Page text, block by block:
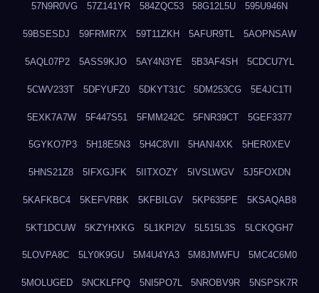
57N9R0VG 57Z141YR 584ZQC53 58G12L5U 595U946N
59BSESDJ 59FRMR7X 59T11ZKH 5AFUR9TL 5AOPNSAW
5AQL07P2 5ASS9KJO 5AY4N3YE 5B3AF4SH 5CDCU7YL
5CWV233T 5DFYUFZ0 5DKYT31C 5DM253CG 5E4JC1TI
5EXK7A7W 5F447S51 5FMM242C 5FNR39CT 5GEF3377
5GYKO7P3 5H18E5N3 5H4C8VII 5HANI4XK 5HER0XEV
5HNS21Z8 5IFXGJFK 5IITXOZY 5IVSLWGV 5J5FOXDN
5KAFKBC4 5KEFVRBK 5KFBILGV 5KP635PE 5KSAQAB8
5KT1DCUW 5KZYHXKG 5L1KPI2V 5L515L3S 5LCKQGH7
5LOVPA8C 5LY0K9GU 5M4U4YA3 5M8JMWFU 5MC4C6M0
5MOLUGED 5NCKLFPQ 5NI5PO7L 5NROBV9R 5NSPSK7R